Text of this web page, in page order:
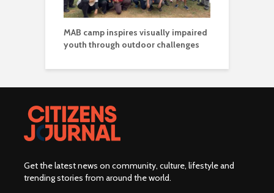
MAB camp inspires visually impaired
youth through outdoor challenges
Get the latest news on community, culture, lifestyle and
trending stories from around the world.